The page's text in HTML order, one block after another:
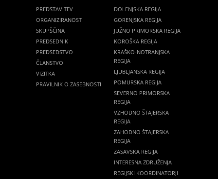
PREDSTAVITEV
ORGANIZIRANOST
SKUPŠČINA
PREDSEDNIK
PREDSEDSTVO
ČLANSTVO
VIZITKA
PRAVILNIK O ZASEBNOSTI
DOLENJSKA REGIJA
GORENJSKA REGIJA
JUŽNO PRIMORSKA REGIJA
KOROŠKA REGIJA
KRAŠKO-NOTRANJSKA
REGIJA
LJUBLJANSKA REGIJA
POMURSKA REGIJA
SEVERNO PRIMORSKA
REGIJA
VZHODNO ŠTAJERSKA
REGIJA
ZAHODNO ŠTAJERSKA
REGIJA
ZASAVSKA REGIJA
INTERESNA ZDRUŽENJA
REGIJSKI KOORDINATORJI